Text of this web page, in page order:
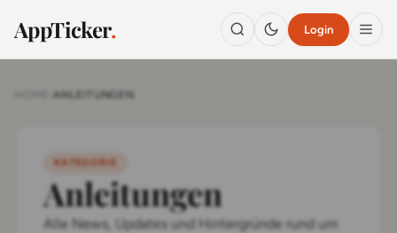
AppTicker. Login
ANLEITUNGEN
KATEGORIE
Anleitungen
Alle News, Updates und Hintergründe rund um